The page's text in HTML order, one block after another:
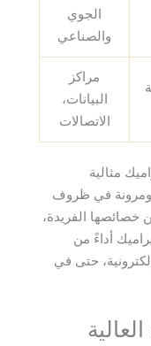
الجوي
والصناعي
مراكز
البيانات،
الاتصالات
مثالية
ومرونة في ظروف
خصائصها الفريدة،
أداءً من
حتى في